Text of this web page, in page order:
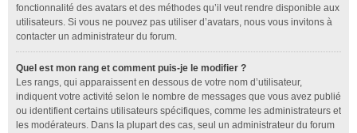
fonctionnalité des avatars et des méthodes qu’il veut rendre disponible aux
utilisateurs. Si vous ne pouvez pas utiliser d’avatars, nous vous invitons à
contacter un administrateur du forum.
Quel est mon rang et comment puis-je le modifier ?
Les rangs, qui apparaissent en dessous de votre nom d’utilisateur,
indiquent votre activité selon le nombre de messages que vous avez publié
ou identifient certains utilisateurs spécifiques, comme les administrateurs et
les modérateurs. Dans la plupart des cas, seul un administrateur du forum